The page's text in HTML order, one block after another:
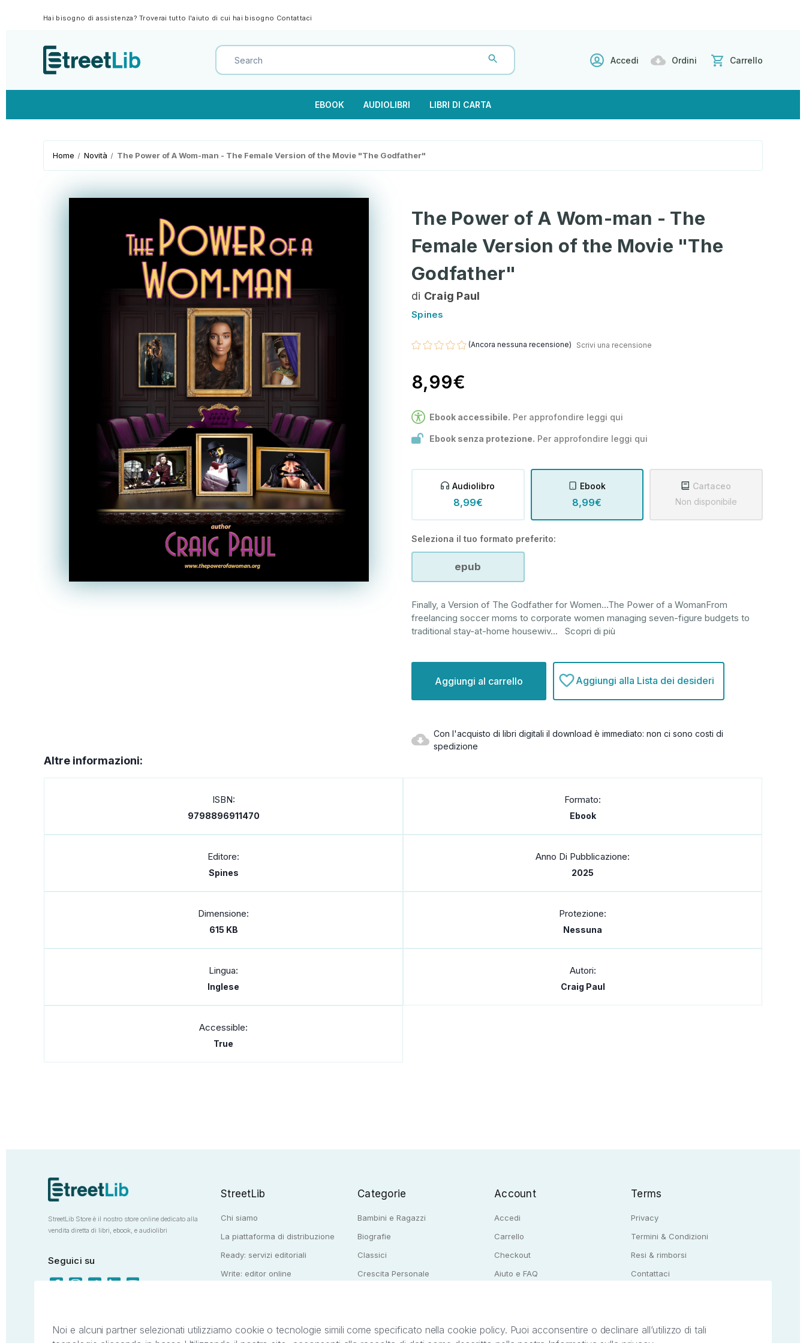
Hai bisogno di assistenza? Troverai tutto l'aiuto di cui hai bisogno Contattaci
Accedi Ordini Carrello
EBOOK AUDIOLIBRI LIBRI DI CARTA
Home Novità The Power of A Wom-man - The Female Version of the Movie "The Godfather"
The Power of A Wom-man - The
Female Version of the Movie "The
Godfather"
di Craig Paul
Spines
(Ancora nessuna recensione) Scrivi una recensione
8,99€
Ebook senza protezione. Per approfondire leggi qui
Ebook accessibile. Per approfondire leggi qui
Audiolibro
8,99€
Ebook
8,99€
Cartaceo
Non disponibile
Seleziona il tuo formato preferito:
epub
Finally, a Version of The Godfather for Women...The Power of a WomanFrom
freelancing soccer moms to corporate women managing seven-figure budgets to
traditional stay-at-home housewiv... Scopri di più
attuale:
Aggiungi alla Lista dei desideri
Con l'acquisto di libri digitali il download è immediato: non ci sono costi di
spedizione
Altre informazioni:
ISBN:
9798896911470
Formato:
Ebook
Editore:
Spines
Anno Di Pubblicazione:
2025
Dimensione:
615 KB
Protezione:
Nessuna
Lingua:
Inglese
Autori:
Craig Paul
Accessible:
True
StreetLib Store è il nostro store online dedicato alla
vendita diretta di libri, ebook, e audiolibri
Seguici su
StreetLib
Chi siamo
La piattaforma di distribuzione
Ready: servizi editoriali
Write: editor online
Categorie
Bambini e Ragazzi
Biografie
Classici
Crescita Personale
Account
Accedi
Carrello
Checkout
Aiuto e FAQ
Terms
Privacy
Termini & Condizioni
Resi & rimborsi
Contattaci
Noi e alcuni partner selezionati utilizziamo cookie o tecnologie simili come specificato nella cookie policy. Puoi acconsentire o declinare all’utilizzo di tali